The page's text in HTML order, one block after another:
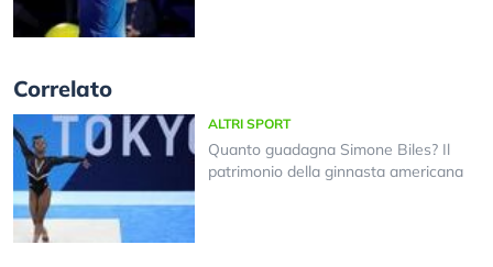
Correlato
ALTRI SPORT
Quanto guadagna Simone Biles? Il
patrimonio della ginnasta americana